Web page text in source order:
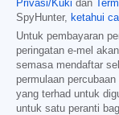
Privasi/Kuki dan
SpyHunter,
ketahui
Untuk pembayaran
peringatan e-mel
semasa mendaftar
permulaan
yang terhad untuk
untuk satu peranti